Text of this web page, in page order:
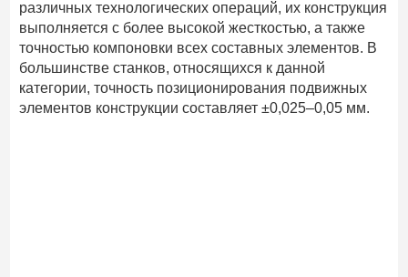
различных технологических операций, их конструкция
выполняется с более высокой жесткостью, а также
точностью компоновки всех составных элементов. В
большинстве станков, относящихся к данной
категории, точность позиционирования подвижных
элементов конструкции составляет ±0,025–0,05 мм.